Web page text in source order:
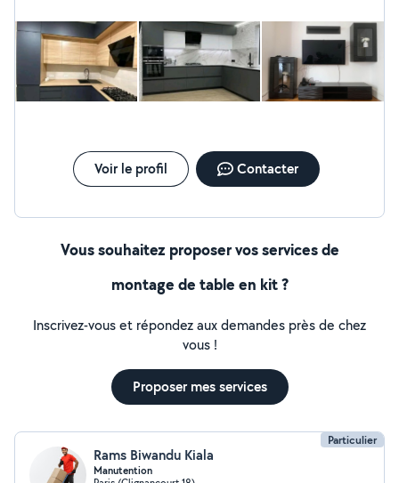
Voir le profil Contacter
Vous souhaitez proposer vos services de
montage de table en kit ?
Inscrivez-vous et répondez aux demandes près de chez
vous !
Proposer mes services
Particulier
Rams Biwandu Kiala
Manutention